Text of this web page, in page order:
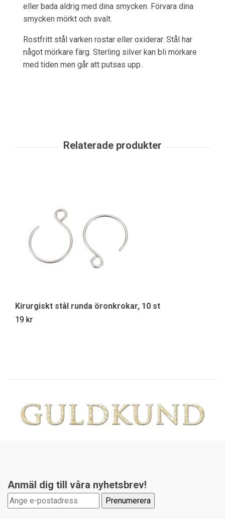
eller bada aldrig med dina smycken. Förvara dina
smycken mörkt och svalt.
Rostfritt stål varken rostar eller oxiderar. Stål har
något mörkare färg. Sterling silver kan bli mörkare
med tiden men går att putsas upp.
Kirurgiskt stål runda öronkrokar, 10 st
19 kr
Anmäl dig till våra nyhetsbrev!